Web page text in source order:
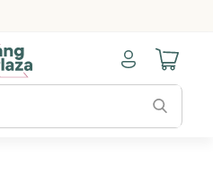
Naar